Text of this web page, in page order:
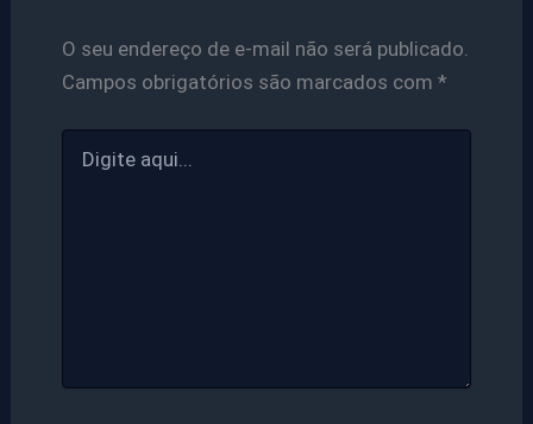
O seu endereço de e-mail não será publicado.
Campos obrigatórios são marcados com *
aqui...